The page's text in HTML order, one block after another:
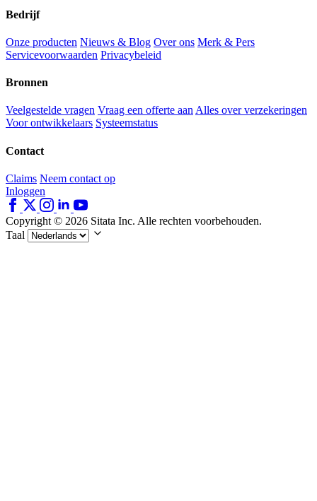
Bedrijf
Onze producten Nieuws & Blog Over ons Merk & Pers
Servicevoorwaarden Privacybeleid
Bronnen
Veelgestelde vragen Vraag een offerte aanAlles over verzekeringen
Voor ontwikkelaars Systeemstatus
Contact
Claims Neem contact op
Inloggen
Copyright © 2026 Sitata Inc. Alle rechten voorbehouden.
Taal